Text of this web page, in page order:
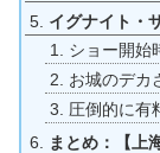
イグナイト・
ショー開始
お城のデカ
圧倒的に有
まとめ：【上